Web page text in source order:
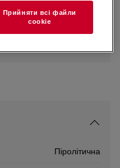
попередження щодо
користувача. Для
Піролітична
Прийняти всі файли
сookie